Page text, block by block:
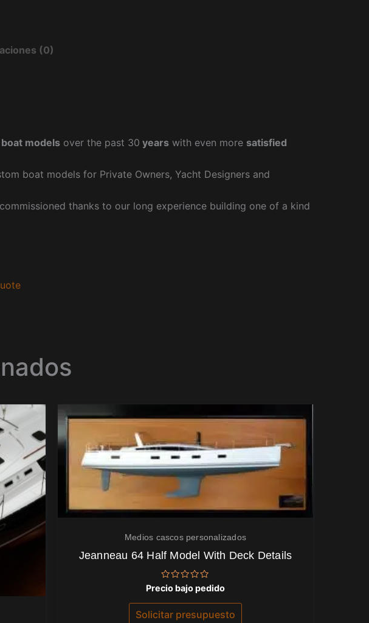
(0)
models over the past 30 years with even more satisfied
boat models for Private Owners, Yacht Designers and
thanks to our long experience building one of a kind
Medios cascos personalizados
Jeanneau 64 Half Model With Deck Details
Valorado
con
0
de
5
Precio bajo pedido
Solicitar presupuesto